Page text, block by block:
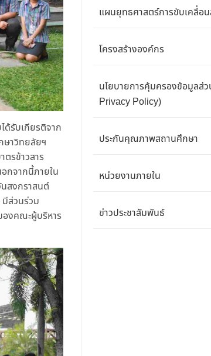
รับเกียรติจาก
ษาวิทยลัยฯ
ตรข้าวสาร
กจากนี้ภายใน
สงกราสนต์
ส่วนร่วม
องคณะผู้บริหาร
แผนยุทธศาสตร์การขับเคลื่อ
โครงสร้างองค์กร
นโยบายการคุ้มครองข้อมูลส่
Privacy Policy)
ประกันคุณภาพสถานศึกษา
หน่วยงานภายใน
ข่าวประชาสัมพันธ์